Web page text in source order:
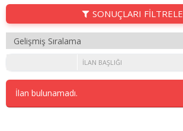
SONUÇLARI FİLTRELE
İLAN BAŞLIĞI
İlan bulunamadı.